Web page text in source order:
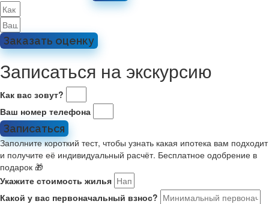
Заказать оценку
Записаться на экскурсию
Как вас зовут?
Ваш номер телефона
Записаться
Заполните короткий тест, чтобы узнать какая ипотека вам подходит
и получите её индивидуальный расчёт. Бесплатное одобрение в
подарок 🎁
Укажите стоимость жилья
Какой у вас первоначальный взнос?